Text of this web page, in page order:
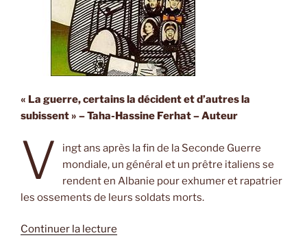
« La guerre, certains la décident et d’autres la
subissent » – Taha-Hassine Ferhat – Auteur
V
ingt ans après la fin de la Seconde Guerre
mondiale, un général et un prêtre italiens se
rendent en Albanie pour exhumer et rapatrier
les ossements de leurs soldats morts.
Continuer la lecture